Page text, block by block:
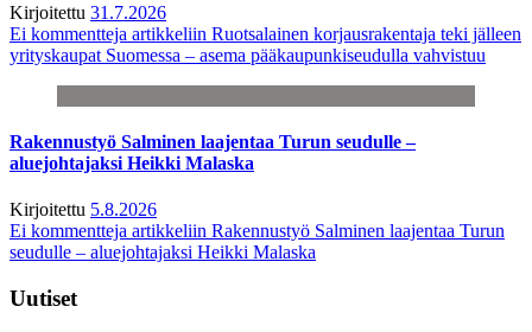
Kirjoitettu 31.7.2026
Ei kommentteja artikkeliin Ruotsalainen korjausrakentaja teki jälleen
yrityskaupat Suomessa – asema pääkaupunkiseudulla vahvistuu
Rakennustyö Salminen laajentaa Turun seudulle –
aluejohtajaksi Heikki Malaska
Kirjoitettu 5.8.2026
Ei kommentteja artikkeliin Rakennustyö Salminen laajentaa Turun
seudulle – aluejohtajaksi Heikki Malaska
Uutiset